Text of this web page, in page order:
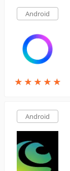
Android
★ ★ ★ ★ ★
★ ★ ★ ★ ★
Android